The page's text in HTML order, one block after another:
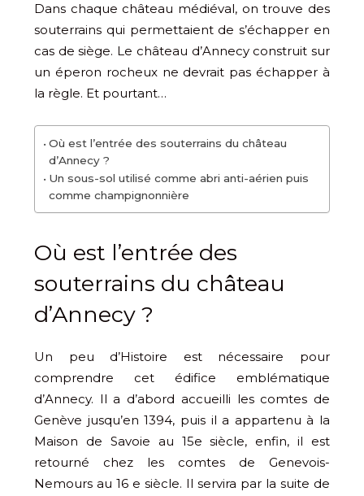
Dans chaque château médiéval, on trouve des
souterrains qui permettaient de s’échapper en
cas de siège. Le château d’Annecy construit sur
un éperon rocheux ne devrait pas échapper à
la règle. Et pourtant…
Où est l’entrée des souterrains du château
d’Annecy ?
Un sous-sol utilisé comme abri anti-aérien puis
comme champignonnière
Où est l’entrée des
souterrains du château
d’Annecy ?
Un peu d’Histoire est nécessaire pour
comprendre cet édifice emblématique
d’Annecy. Il a d’abord accueilli les comtes de
Genève jusqu’en 1394, puis il a appartenu à la
Maison de Savoie au 15e siècle, enfin, il est
retourné chez les comtes de Genevois-
Nemours au 16 e siècle. Il servira par la suite de